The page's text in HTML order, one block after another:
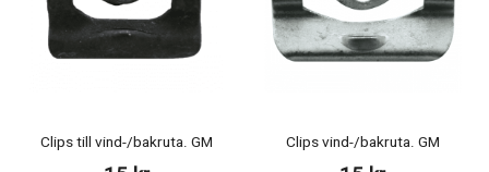
Clips till vind-/bakruta. GM Clips vind-/bakruta. GM